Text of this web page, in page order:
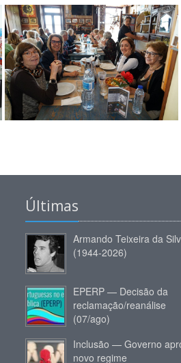
Últimas
Armando Teixeira da
(1944-2026)
EPERP — Decisão da
reclamação/reanálise
(07/ago)
Inclusão — Governo
novo regime